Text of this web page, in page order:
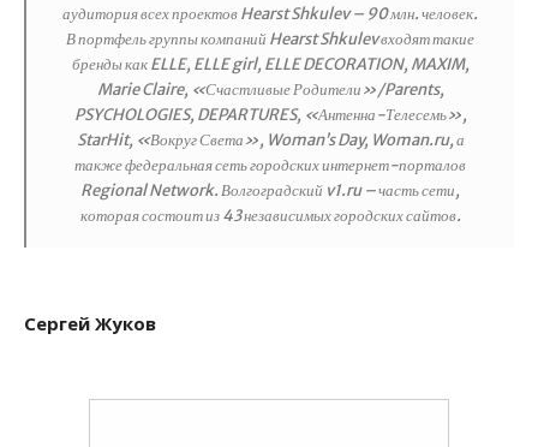
аудитория всех проектов Hearst Shkulev – 90 млн. человек.
В портфель группы компаний Hearst Shkulev входят такие
бренды как ELLE, ELLE girl, ELLE DECORATION, MAXIM,
Marie Claire, «Счастливые Родители»/Parents,
PSYCHOLOGIES, DEPARTURES, «Антенна-Телесемь»,
StarHit, «Вокруг Света», Woman’s Day, Woman.ru, а
также федеральная сеть городских интернет-порталов
Regional Network. Волгоградский v1.ru – часть сети,
которая состоит из 43 независимых городских сайтов.
Сергей Жуков